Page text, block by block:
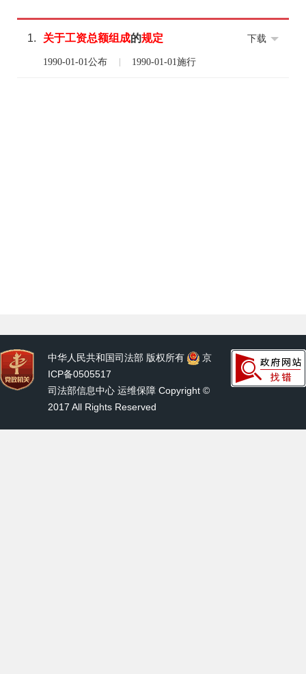
1. 关于工资总额组成的规定
1990-01-01公布 1990-01-01施行
下载
中华人民共和国司法部 版权所有
京
ICP备0505517
司法部信息中心 运维保障 Copyright ©
2017 All Rights Reserved